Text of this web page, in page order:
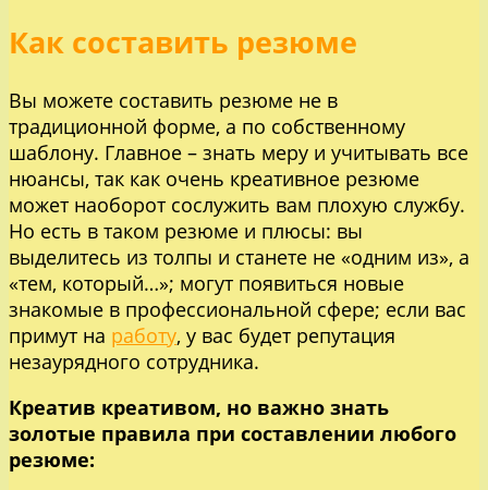
Как составить резюме
Вы можете составить резюме не в
традиционной форме, а по собственному
шаблону. Главное – знать меру и учитывать все
нюансы, так как очень креативное резюме
может наоборот сослужить вам плохую службу.
Но есть в таком резюме и плюсы: вы
выделитесь из толпы и станете не «одним из», а
«тем, который…»; могут появиться новые
знакомые в профессиональной сфере; если вас
примут на работу, у вас будет репутация
незаурядного сотрудника.
Креатив креативом, но важно знать
золотые правила при составлении любого
резюме: